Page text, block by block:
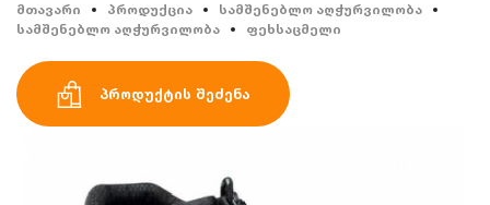
მთავარი პროდუქცია
სამშენებლო აღჭურვილობა
სამშენებლო აღჭურვილობა
ფეხსაცმელი
პროდუქტის შეძენა